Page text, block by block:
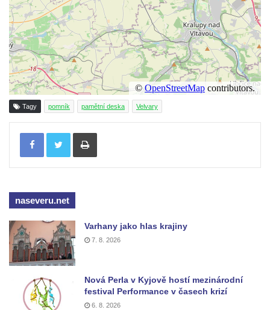
Pomník obětem 1. světové války v
Kovanicích
Pomník obětem válek v Kněževsi
Pamětní deska Rudé armádě na radnici v
Trutnově
Pomník obětem koncentračního tábora na
Pomník pracovního nasazení vězňů
koncentračního tábora v Tovární ulici v
Rychnově u Jablonce nad Nisou
u Pěnčína
Kenotaf Emila Posselta na hřbitově v
Krásné u Pěnčína
Kenotaf Edmunda Andera na hřbitově v
Hřbitovní kaple rodiny Fiedler na hřbitově v
Teplicích nad Metují
Tagy pomník pamětní deska Velvary
Tisknout
naseveru.net
Varhany jako hlas krajiny
7. 8. 2026
Nová Perla v Kyjově hostí mezinárodní
festival Performance v časech krizí
6. 8. 2026